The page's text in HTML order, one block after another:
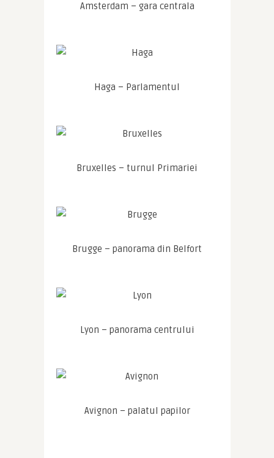
Amsterdam – gara centrala
Haga – Parlamentul
Bruxelles – turnul Primariei
Brugge – panorama din Belfort
Lyon – panorama centrului
Avignon – palatul papilor